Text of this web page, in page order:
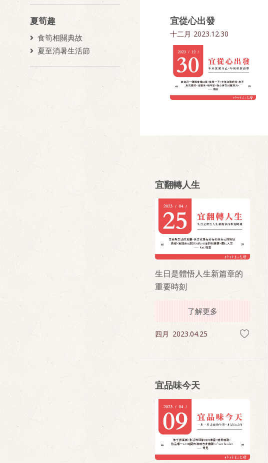
夏筍趣
食筍相關典故
夏至消暑生活節
宜從心出發
十二月 2023.12.30
宜翻轉人生
生日是體悟人生新篇章的
重要時刻
了解更多
四月 2023.04.25
宜品味今天